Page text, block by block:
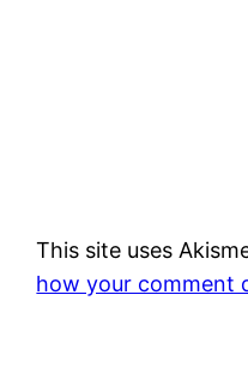
This site uses
how your comment